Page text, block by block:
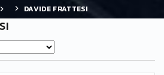
DAVIDE FRATTESI